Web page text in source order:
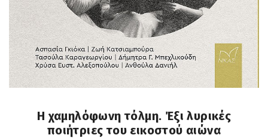
Η χαμηλόφωνη τόλμη. Έξι λυρικές
ποιήτριες του εικοστού αιώνα